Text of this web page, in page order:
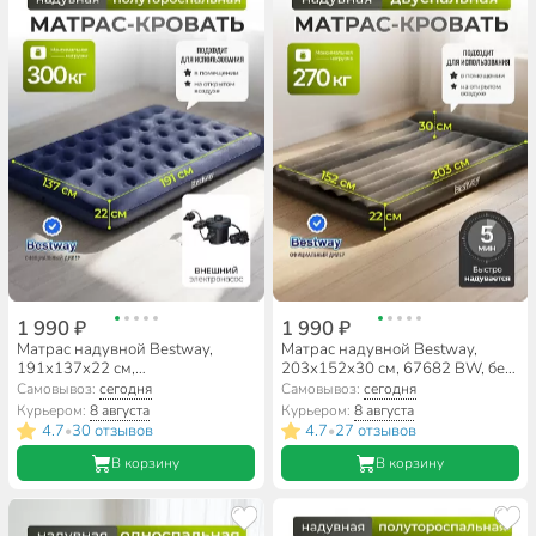
1 990 ₽
Матрас надувной Bestway,
191х137х22 см,
67287/004427BW, насос
внешний, электрический,
флокированный, 300 кг
Самовывоз:сегодня
Курьером:8 августа
4.7•30 отзывов
В корзину
1 990 ₽
Матрас надувной Bestway,
203х152х30 см, 67682 BW, без
насоса, флокированный, 270 кг
Самовывоз: сегодня
Курьером: 8 августа
4.7•27 отзывов
В корзину